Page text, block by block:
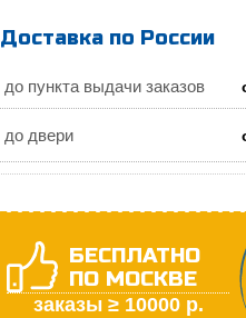
Доставка по России
до пункта выдачи заказов
до двери
БЕСПЛАТНО
ПО МОСКВЕ
заказы ≥ 10000 р.